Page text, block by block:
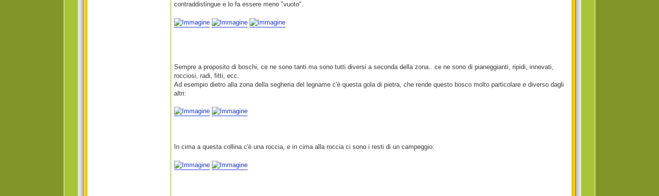
contraddistingue e lo fa essere meno "vuoto".
Sempre a proposito di boschi, ce ne sono tanti ma sono tutti diversi a seconda della zona.. ce ne sono di pianeggianti, ripidi, innevati,
rocciosi, radi, fitti, ecc.
Ad esempio dietro alla zona della segheria del legname c'è questa gola di pietra, che rende questo bosco molto particolare e diverso dagli
altri:
In cima a questa collina c'è una roccia, e in cima alla roccia ci sono i resti di un campeggio: